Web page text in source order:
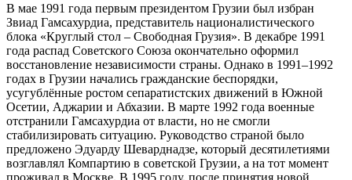
В мае 1991 года первым президентом Грузии был избран
Звиад Гамсахурдиа, представитель националистического
блока «Круглый стол – Свободная Грузия». В декабре 1991
года распад Советского Союза окончательно оформил
восстановление независимости страны. Однако в 1991–1992
годах в Грузии начались гражданские беспорядки,
усугублённые ростом сепаратистских движений в Южной
Осетии, Аджарии и Абхазии. В марте 1992 года военные
отстранили Гамсахурдиа от власти, но не смогли
стабилизировать ситуацию. Руководство страной было
предложено Эдуарду Шеварднадзе, который десятилетиями
возглавлял Компартию в советской Грузии, а на тот момент
проживал в Москве. В 1995 году, после принятия новой